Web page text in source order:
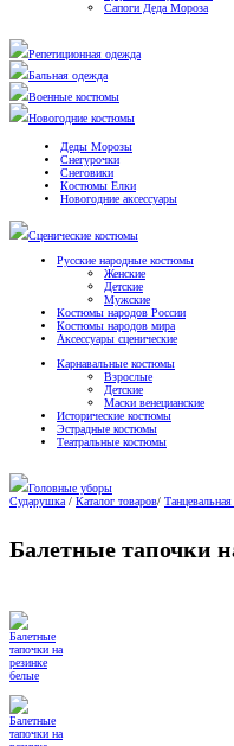
Сапоги Деда Мороза
Репетиционная одежда
Бальная одежда
Военные костюмы
Новогодние костюмы
Деды Морозы
Снегурочки
Снеговики
Костюмы Елки
Новогодние аксессуары
Сценические костюмы
Русские народные костюмы
Женские
Детские
Мужские
Костюмы народов России
Костюмы народов мира
Аксессуары сценические
Карнавальные костюмы
Взрослые
Детские
Маски венецианские
Исторические костюмы
Эстрадные костюмы
Театральные костюмы
Головные уборы
Сударушка / Каталог товаров/
Балетные тапочки